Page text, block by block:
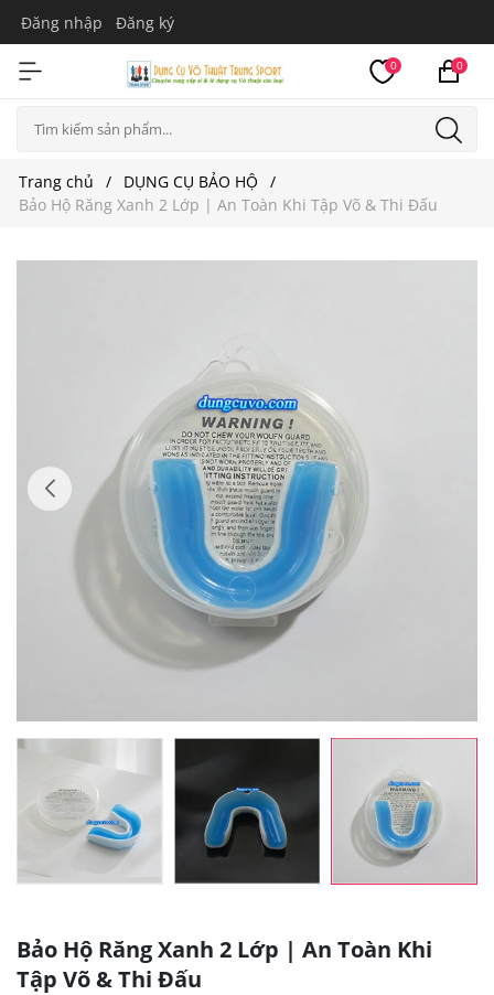
Đăng nhập Đăng ký
0 0
Trang chủ
DỤNG CỤ BẢO HỘ
Bảo Hộ Răng Xanh 2 Lớp | An Toàn Khi Tập Võ & Thi Đấu
Bảo Hộ Răng Xanh 2 Lớp | An Toàn Khi
Tập Võ & Thi Đấu